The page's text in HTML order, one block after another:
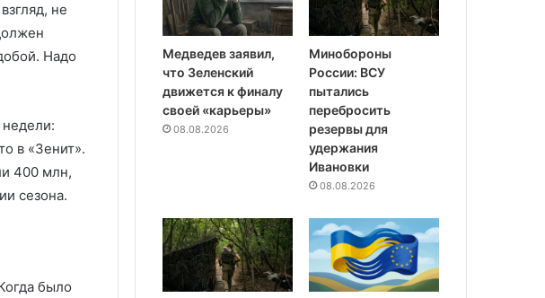
не
Надо
в «Зенит».
400 млн,
сезона.
было
Медведев заявил,
что Зеленский
движется к финалу
своей «карьеры»
08.08.2026
Минобороны
России: ВСУ
пытались
перебросить
резервы для
удержания
Ивановки
08.08.2026